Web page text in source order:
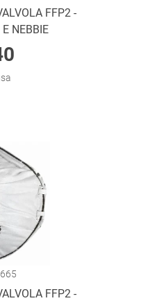
FFP2 -
NEBBIE
FFP2 -